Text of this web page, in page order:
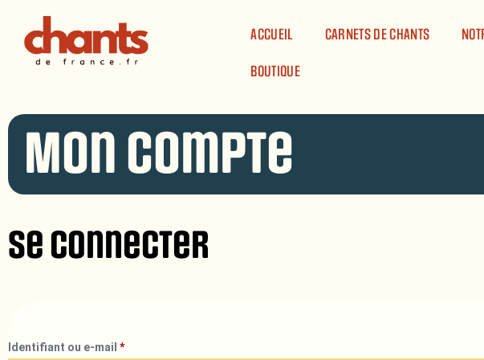
ACCUEIL
CARNETS DE CHANTS
BOUTIQUE
Mon compte
Se connecter
Identifiant ou e-mail *